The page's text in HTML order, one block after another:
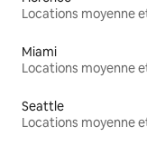
Miami
Seattle